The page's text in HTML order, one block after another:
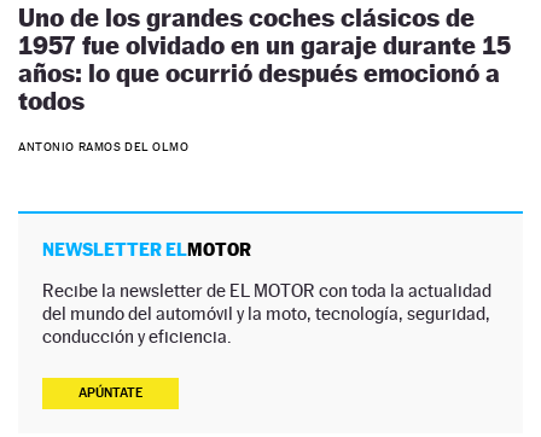
Uno de los grandes coches clásicos de
1957 fue olvidado en un garaje durante 15
años: lo que ocurrió después emocionó a
todos
ANTONIO RAMOS DEL OLMO
NEWSLETTER ELMOTOR
Recibe la newsletter de EL MOTOR con toda la actualidad
del mundo del automóvil y la moto, tecnología, seguridad,
conducción y eficiencia.
APÚNTATE